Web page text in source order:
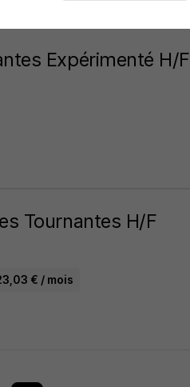
Expérimenté H/F
Tournantes H/F
€ / mois